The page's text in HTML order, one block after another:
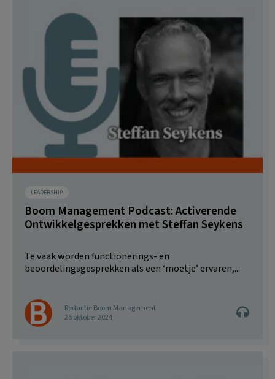
LEADERSHIP
Boom Management Podcast: Activerende
Ontwikkelgesprekken met Steffan Seykens
Te vaak worden functionerings- en
beoordelingsgesprekken als een ‘moetje’ ervaren,...
Redactie Boom Management
25 oktober 2024